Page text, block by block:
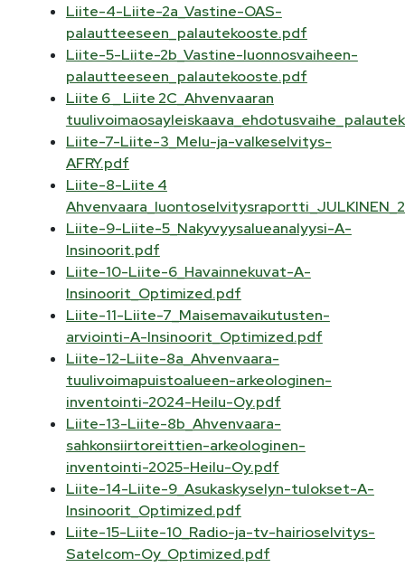
Liite-4-Liite-2a_Vastine-OAS-
palautteeseen_palautekooste.pdf
Liite-5-Liite-2b_Vastine-luonnosvaiheen-
palautteeseen_palautekooste.pdf
Liite 6 _ Liite 2C_Ahvenvaaran
Liite-7-Liite-3_Melu-ja-valkeselvitys-
AFRY.pdf
Liite-8-Liite 4
Liite-9-Liite-5_Nakyvyysalueanalyysi-A-
Insinoorit.pdf
Liite-10-Liite-6_Havainnekuvat-A-
Insinoorit_Optimized.pdf
Liite-11-Liite-7_Maisemavaikutusten-
arviointi-A-Insinoorit_Optimized.pdf
Liite-12-Liite-8a_Ahvenvaara-
tuulivoimapuistoalueen-arkeologinen-
inventointi-2024-Heilu-Oy.pdf
Liite-13-Liite-8b_Ahvenvaara-
sahkonsiirtoreittien-arkeologinen-
inventointi-2025-Heilu-Oy.pdf
Liite-14-Liite-9_Asukaskyselyn-tulokset-A-
Insinoorit_Optimized.pdf
Liite-15-Liite-10_Radio-ja-tv-hairioselvitys-
Satelcom-Oy_Optimized.pdf